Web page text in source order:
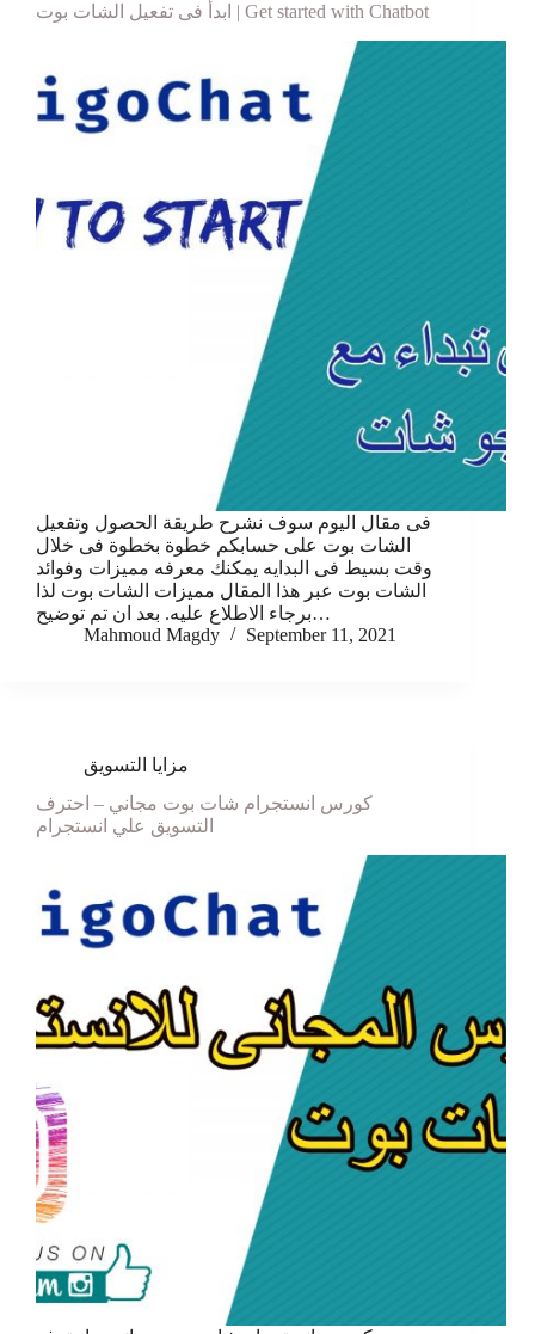
ابدأ فى تفعيل الشات بوت | Get started with Chatbot
فى مقال اليوم سوف نشرح طريقة الحصول وتفعيل
الشات بوت على حسابكم خطوة بخطوة فى خلال
وقت بسيط فى البدايه يمكنك معرفه مميزات وفوائد
الشات بوت عبر هذا المقال مميزات الشات بوت لذا
برجاء الاطلاع عليه. بعد ان تم توضيح…
Mahmoud Magdy
September 11, 2021
مزايا التسويق
كورس انستجرام شات بوت مجاني – احترف
التسويق علي انستجرام